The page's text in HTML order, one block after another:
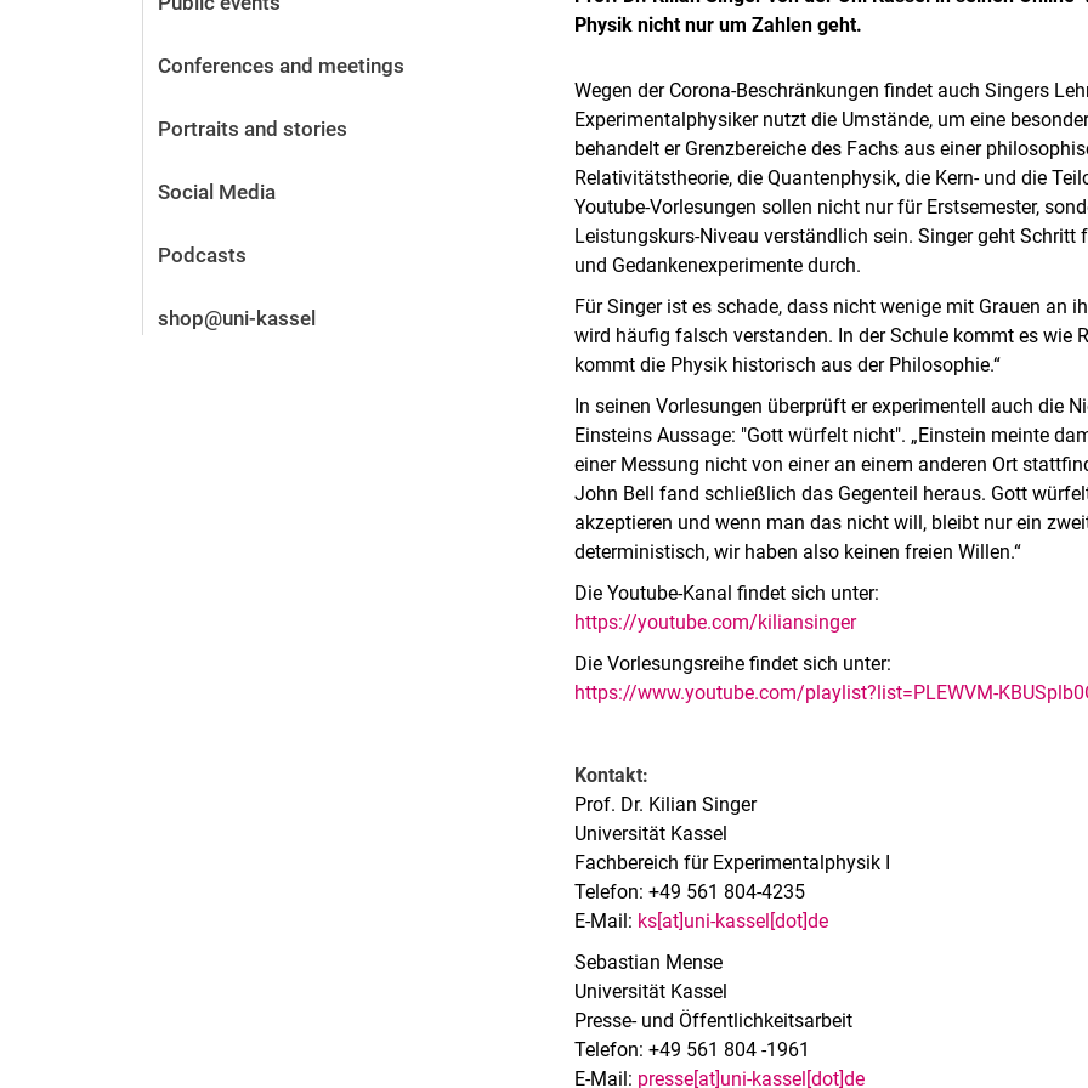
Alumni and friends
Contact and locations
Conferences and meetings
Portraits and stories
Social Media
Podcasts
shop@uni-kassel
Physik nicht nur um Zahlen geht.
Wegen der Corona-Beschränkungen findet auch Singers
Experimentalphysiker nutzt die Umstände, um eine
behandelt er Grenzbereiche des Fachs aus einer
Relativitätstheorie, die Quantenphysik, die Kern- und die
Youtube-Vorlesungen sollen nicht nur für Erstsemester,
Leistungskurs-Niveau verständlich sein. Singer geht
und Gedankenexperimente durch.
Für Singer ist es schade, dass nicht wenige mit Grauen an
wird häufig falsch verstanden. In der Schule kommt es wie
kommt die Physik historisch aus der Philosophie.“
In seinen Vorlesungen überprüft er experimentell auch die
Einsteins Aussage: "Gott würfelt nicht". „Einstein meinte
einer Messung nicht von einer an einem anderen Ort
John Bell fand schließlich das Gegenteil heraus. Gott
akzeptieren und wenn man das nicht will, bleibt nur ein
deterministisch, wir haben also keinen freien Willen.“
Die Youtube-Kanal findet sich unter:
https://youtube.com/kiliansinger
Die Vorlesungsreihe findet sich unter:
https://www.youtube.com/playlist?list=PLEWVM-
Kontakt:
Prof. Dr. Kilian Singer
Universität Kassel
Fachbereich für Experimentalphysik I
Telefon: +49 561 804-4235
E-Mail: ks[at]uni-kassel[dot]de
Sebastian Mense
Universität Kassel
Presse- und Öffentlichkeitsarbeit
Telefon: +49 561 804 -1961
E-Mail: presse[at]uni-kassel[dot]de